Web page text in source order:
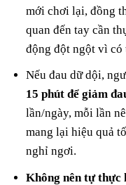
mới chơi lại, đồng
quan đến tay cần
động đột ngột vì có
Nếu đau dữ dội,
15 phút để giảm
lần/ngày, mỗi lần
mang lại hiệu quả
nghỉ ngơi.
Không nên tự thực